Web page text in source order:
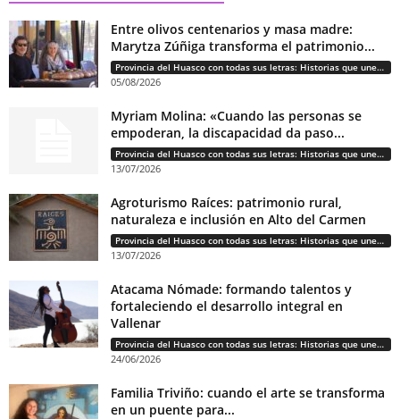
Entre olivos centenarios y masa madre:
Marytza Zúñiga transforma el patrimonio...
Provincia del Huasco con todas sus letras: Historias que unen cultura, diversidad e identidad
05/08/2026
Myriam Molina: «Cuando las personas se
empoderan, la discapacidad da paso...
Provincia del Huasco con todas sus letras: Historias que unen cultura, diversidad e identidad
13/07/2026
Agroturismo Raíces: patrimonio rural,
naturaleza e inclusión en Alto del Carmen
Provincia del Huasco con todas sus letras: Historias que unen cultura, diversidad e identidad
13/07/2026
Atacama Nómade: formando talentos y
fortaleciendo el desarrollo integral en
Vallenar
Provincia del Huasco con todas sus letras: Historias que unen cultura, diversidad e identidad
24/06/2026
Familia Triviño: cuando el arte se transforma
en un puente para...